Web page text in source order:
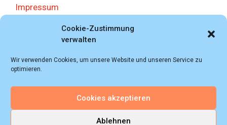
Cookie-Zustimmung
verwalten
Wir verwenden Cookies, um unsere Website und unseren Service zu
optimieren.
Cookies akzeptieren
Ablehnen
Impressum
Datenschutzerklärung
© 2018 - 2026 Autoprospektesammlung (Bernd